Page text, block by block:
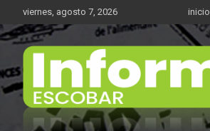
al
contenido
viernes, agosto 7, 2026 inicio